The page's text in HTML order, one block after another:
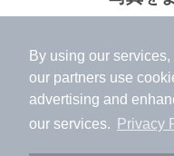
By using our
our partners use
advertising and
our services.
Privacy
✔️
高速表示
✔️
便利な通